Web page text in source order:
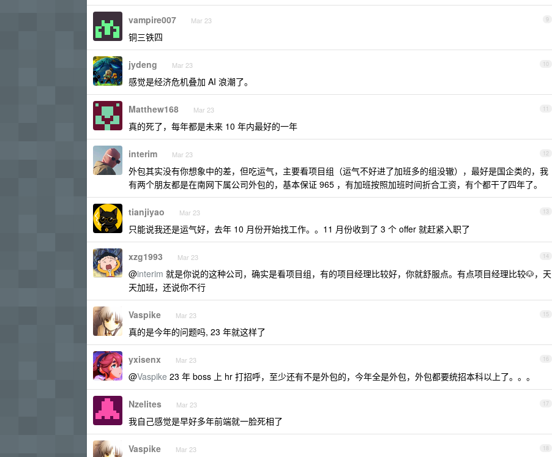
9
vampire007 Mar 23
铜三铁四
10
jydeng Mar 23
感觉是经济危机叠加 AI 浪潮了。
11
Matthew168 Mar 23
真的死了，每年都是未来 10 年内最好的一年
12
interim Mar 23
外包其实没有你想象中的差，但吃运气，主要看项目组（运气不好进了加班多的组没辙），最好是国企类的，我
有两个朋友都是在南网下属公司外包的，基本保证 965 ，有加班按照加班时间折合工资，有个都干了四年了。
13
tianjiyao Mar 23
只能说我还是运气好，去年 10 月份开始找工作。。11 月份收到了 3 个 offer 就赶紧入职了
14
xzg1993 Mar 23
@interim 就是你说的这种公司，确实是看项目组，有的项目经理比较好，你就舒服点。有点项目经理比较🐶，天
天加班，还说你不行
15
Vaspike Mar 23
真的是今年的问题吗, 23 年就这样了
16
yxisenx Mar 23
@Vaspike 23 年 boss 上 hr 打招呼，至少还有不是外包的，今年全是外包，外包都要统招本科以上了。。。
17
Nzelites Mar 23
我自己感觉是早好多年前端就一脸死相了
18
Vaspike Mar 23